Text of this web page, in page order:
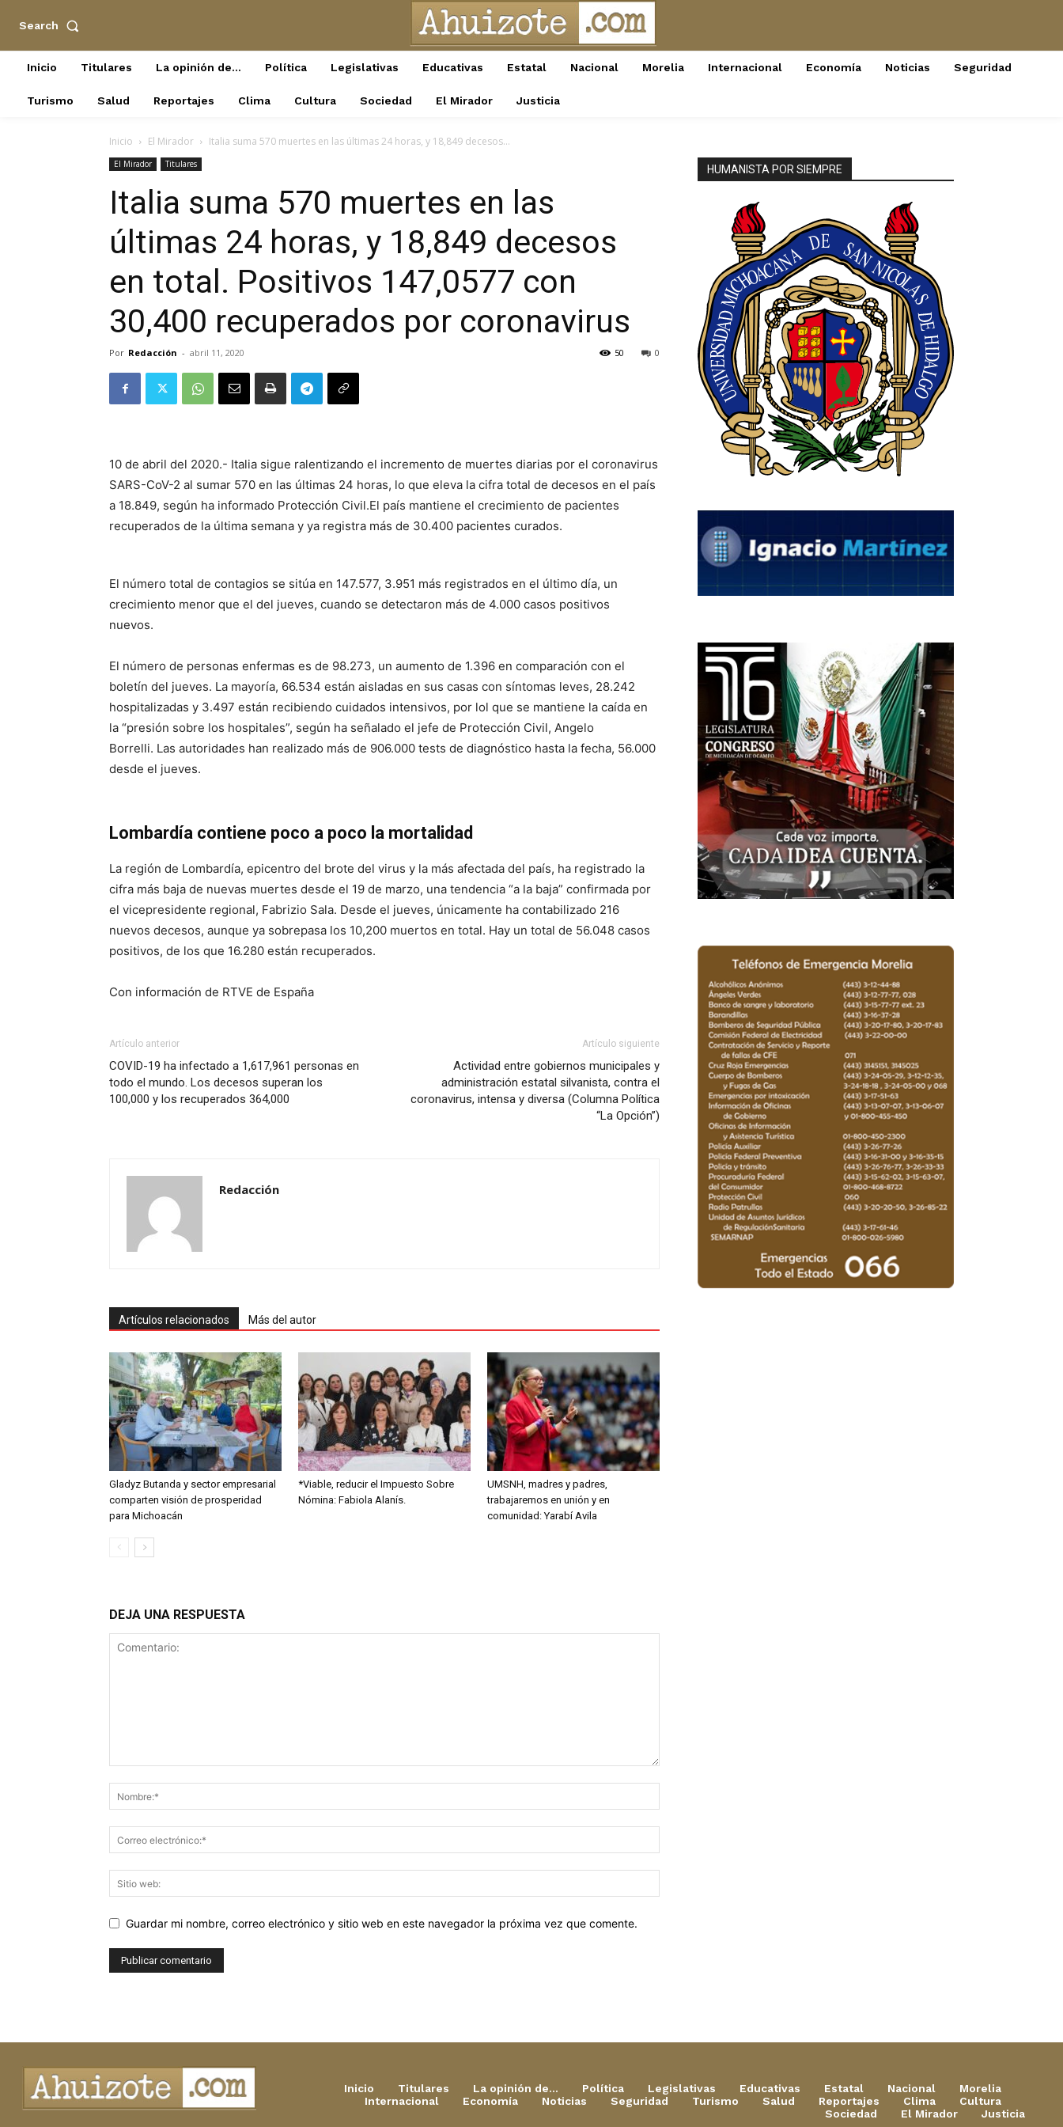
Search
Inicio Titulares La opinión de… Política Legislativas Educativas Estatal Nacional Morelia Internacional Economía Noticias Seguridad
Turismo Salud Reportajes Clima Cultura Sociedad El Mirador Justicia
Inicio El Mirador Italia suma 570 muertes en las últimas 24 horas, y 18,849 decesos...
El Mirador Titulares
Italia suma 570 muertes en las
últimas 24 horas, y 18,849 decesos
en total. Positivos 147,0577 con
30,400 recuperados por coronavirus
Por Redacción - abril 11, 2020 0
50
10 de abril del 2020.- Italia sigue ralentizando el incremento de muertes diarias por el coronavirus
SARS-CoV-2 al sumar 570 en las últimas 24 horas, lo que eleva la cifra total de decesos en el país
a 18.849, según ha informado Protección Civil.El país mantiene el crecimiento de pacientes
recuperados de la última semana y ya registra más de 30.400 pacientes curados.
El número total de contagios se sitúa en 147.577, 3.951 más registrados en el último día, un
crecimiento menor que el del jueves, cuando se detectaron más de 4.000 casos positivos
nuevos.
El número de personas enfermas es de 98.273, un aumento de 1.396 en comparación con el
boletín del jueves. La mayoría, 66.534 están aisladas en sus casas con síntomas leves, 28.242
hospitalizadas y 3.497 están recibiendo cuidados intensivos, por lol que se mantiene la caída en
la “presión sobre los hospitales”, según ha señalado el jefe de Protección Civil, Angelo
Borrelli. Las autoridades han realizado más de 906.000 tests de diagnóstico hasta la fecha, 56.000
desde el jueves.
Lombardía contiene poco a poco la mortalidad
La región de Lombardía, epicentro del brote del virus y la más afectada del país, ha registrado la
cifra más baja de nuevas muertes desde el 19 de marzo, una tendencia “a la baja” confirmada por
el vicepresidente regional, Fabrizio Sala. Desde el jueves, únicamente ha contabilizado 216
nuevos decesos, aunque ya sobrepasa los 10,200 muertos en total. Hay un total de 56.048 casos
positivos, de los que 16.280 están recuperados.
Con información de RTVE de España
Artículo anterior
COVID-19 ha infectado a 1,617,961 personas en
todo el mundo. Los decesos superan los
100,000 y los recuperados 364,000
Artículo siguiente
Actividad entre gobiernos municipales y
administración estatal silvanista, contra el
coronavirus, intensa y diversa (Columna Política
“La Opción”)
Redacción
Artículos relacionados Más del autor
Gladyz Butanda y sector empresarial
comparten visión de prosperidad
para Michoacán
*Viable, reducir el Impuesto Sobre
Nómina: Fabiola Alanís.
UMSNH, madres y padres,
trabajaremos en unión y en
comunidad: Yarabí Avila
DEJA UNA RESPUESTA
Guardar mi nombre, correo electrónico y sitio web en este navegador la próxima vez que comente.
HUMANISTA POR SIEMPRE
Inicio Titulares La opinión de… Política Legislativas Educativas Estatal Nacional
Morelia
Internacional
Economía Noticias Seguridad Turismo Salud Reportajes Clima
Cultura
Sociedad
El Mirador Justicia